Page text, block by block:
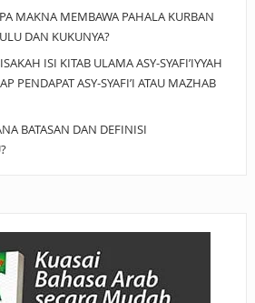
MAKNA MEMBAWA PAHALA KURBAN
DAN KUKUNYA?
ISI KITAB ULAMA ASY-SYAFI’IYYAH
PENDAPAT ASY-SYAFI’I ATAU MAZHAB
BATASAN DAN DEFINISI